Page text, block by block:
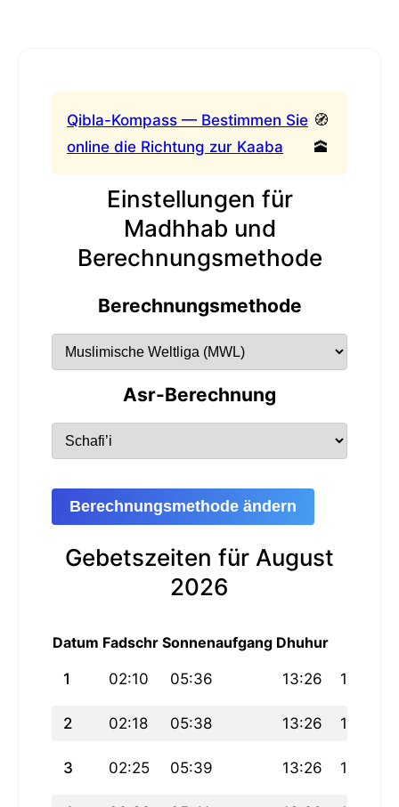
Qibla-Kompass — Bestimmen Sie
online die Richtung zur Kaaba
🧭
🕋
Einstellungen für
Madhhab und
Berechnungsmethode
Berechnungsmethode
Asr-Berechnung
Berechnungsmethode ändern
Gebetszeiten für August
2026
Datum Fadschr Sonnenaufgang Dhuhur
1 02:10 05:36 13:26 17:38
2 02:18 05:38 13:26 17:37
3 02:25 05:39 13:26 17:36